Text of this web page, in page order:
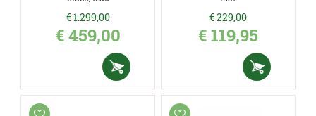
€1.299,00
€ 459,00
€229,00
€119,95